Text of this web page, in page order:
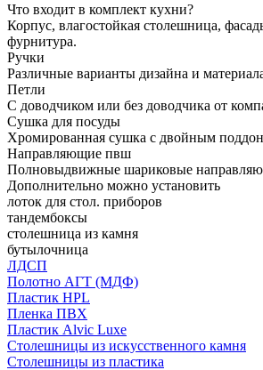
Что входит в комплект кухни?
Корпус, влагостойкая столешница,
фурнитура.
Ручки
Различные варианты дизайна и
Петли
С доводчиком или без доводчика от
Сушка для посуды
Хромированная сушка с двойным
Направляющие пвш
Полновыдвижные шариковые
Дополнительно можно установить
лоток для стол. приборов
тандембоксы
столешница из камня
бутылочница
ЛДСП
Полотно АГТ (МДФ)
Пластик HPL
Пленка ПВХ
Пластик Alvic Luxe
Столешницы из искусственного камня
Столешницы из пластика